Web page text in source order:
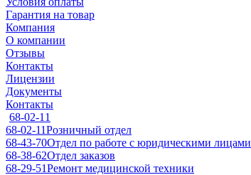
Гарантия на товар
Компания
О компании
Отзывы
Контакты
Лицензии
Документы
Контакты
68-02-11
68-02-11Розничный отдел
68-43-70Отдел по работе с юридическими лицами
68-38-62Отдел заказов
68-29-51Ремонт медицинской техники